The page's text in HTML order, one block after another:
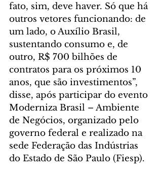
fato, sim, deve haver. Só que há
outros vetores funcionando: de
um lado, o Auxílio Brasil,
sustentando consumo e, de
outro, R$ 700 bilhões de
contratos para os próximos 10
anos, que são investimentos”,
disse, após participar do evento
Moderniza Brasil – Ambiente
de Negócios, organizado pelo
governo federal e realizado na
sede Federação das Indústrias
do Estado de São Paulo (Fiesp).